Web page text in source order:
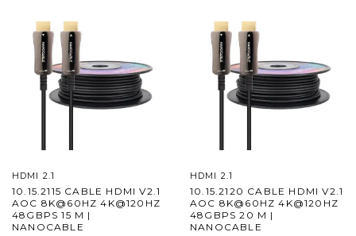
HDMI 2.1
10.15.2115 CABLE HDMI V2.1
AOC 8K@60HZ 4K@120HZ
48GBPS 15 M |
NANOCABLE
HDMI 2.1
10.15.2120 CABLE HDMI V2.1
AOC 8K@60HZ 4K@120HZ
48GBPS 20 M |
NANOCABLE